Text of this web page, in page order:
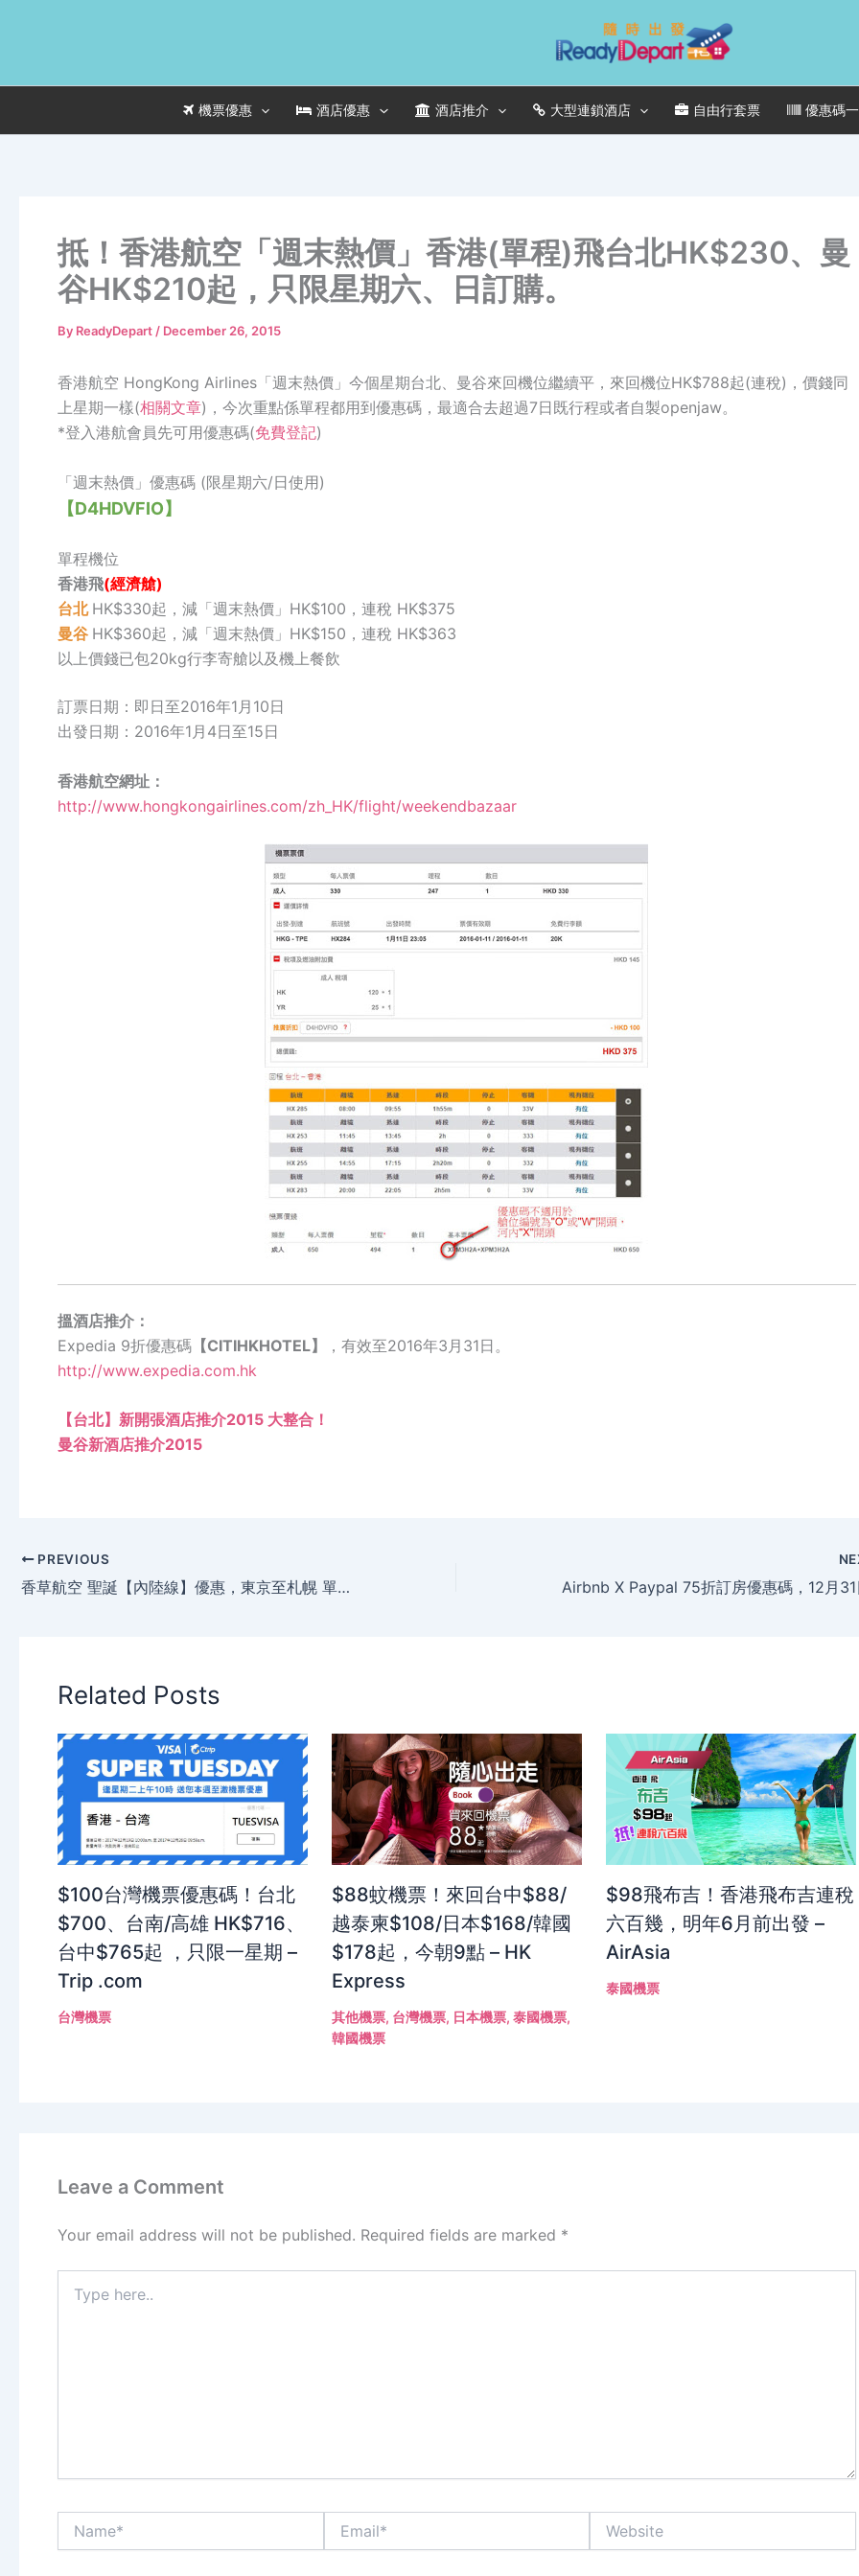
機票優惠 酒店優惠 酒店推介 大型連鎖酒店 自由行套票 優惠碼
抵！香港航空「週末熱價」香港(單程)飛台北HK$230、曼
谷HK$210起，只限星期六、日訂購。
By ReadyDepart / December 26, 2015
香港航空 HongKong Airlines「週末熱價」今個星期台北、曼谷來回機位繼續平，來回機位HK$788起(連稅)，價錢同
上星期一樣(相關文章)，今次重點係單程都用到優惠碼，最適合去超過7日既行程或者自製openjaw。
*登入港航會員先可用優惠碼(免費登記)
「週末熱價」優惠碼 (限星期六/日使用)
【D4HDVFIO】
單程機位
香港飛(經濟艙)
台北 HK$330起，減「週末熱價」HK$100，連稅 HK$375
曼谷 HK$360起，減「週末熱價」HK$150，連稅 HK$363
以上價錢已包20kg行李寄艙以及機上餐飲
訂票日期：即日至2016年1月10日
出發日期：2016年1月4日至15日
香港航空網址：
http://www.hongkongairlines.com/zh_HK/flight/weekendbazaar
搵酒店推介：
Expedia 9折優惠碼 【CITIHKHOTEL】
，有效至2016年3月31日。
http://www.expedia.com.hk
【台北】新開張酒店推介2015 大整合！
曼谷新酒店推介2015
PREVIOUS
香草航空 聖誕【內陸線】優惠，東京至札幌 單程HK$256起，優惠至明日(12月27日)止！
Related Posts
$100台灣機票優惠碼！台北
$700、台南/高雄 HK$716、
台中$765起 ，只限一星期 –
Trip .com
台灣機票
$88蚊機票！來回台中$88/
越泰柬$108/日本$168/韓國
$178起，今朝9點 – HK
Express
其他機票, 台灣機票, 日本機票, 泰國機票,
韓國機票
$98飛布吉！香港飛布吉連稅
六百幾，明年6月前出發 –
AirAsia
泰國機票
Leave a Comment
Your email address will not be published. Required fields are marked *
here..